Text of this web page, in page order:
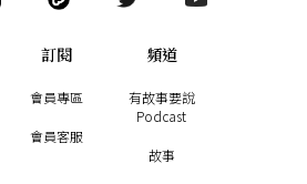
訂閱
會員專區
會員客服
頻道
有故事要說
Podcast
故事